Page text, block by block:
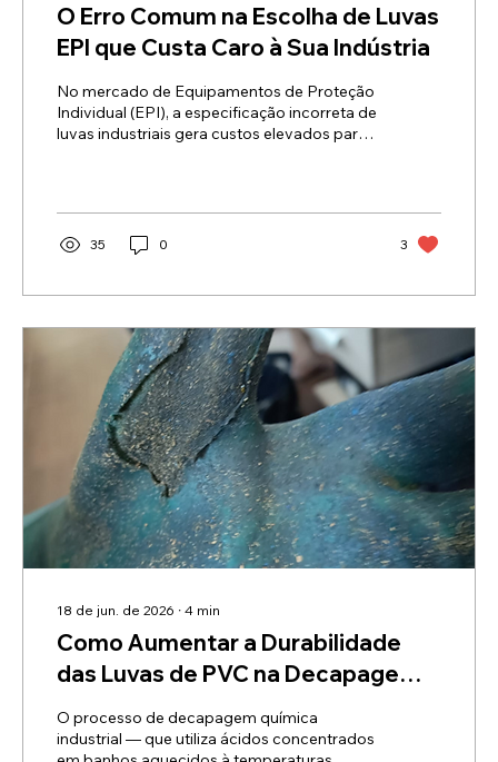
O Erro Comum na Escolha de Luvas
EPI que Custa Caro à Sua Indústria
No mercado de Equipamentos de Proteção
Individual (EPI), a especificação incorreta de
luvas industriais gera custos elevados para
universal superior para todo o tipo de
químicos, enquanto o PVC é relegado para
tarefas secundárias. Quando comparamos
descartáveis), a realidade química mostra
que as luvas de PVC qualificadas são
frequentemente...
35 0 3
18 de jun. de 2026 ∙ 4 min
Como Aumentar a Durabilidade
das Luvas de PVC na Decapagem
O processo de decapagem química
industrial — que utiliza ácidos concentrados